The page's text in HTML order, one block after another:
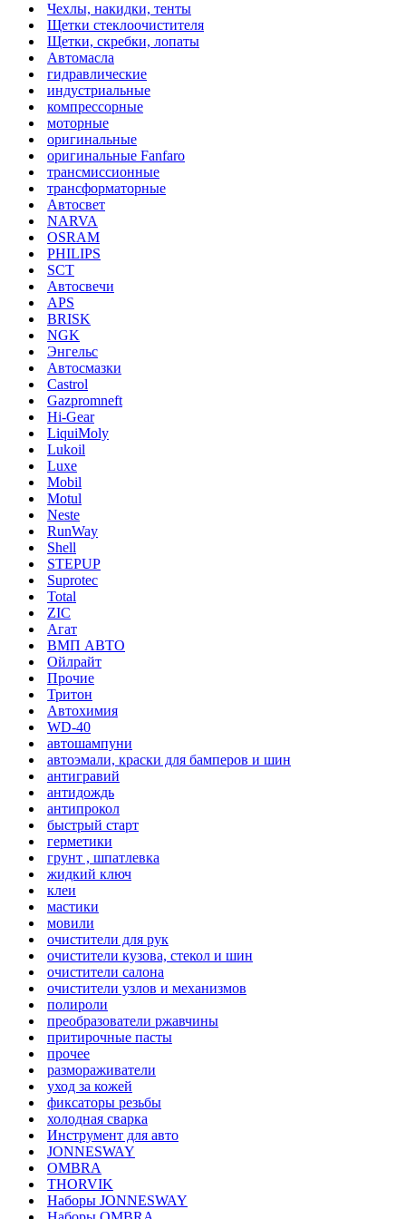
Чехлы, накидки, тенты
Щетки стеклоочистителя
Щетки, скребки, лопаты
Автомасла
гидравлические
индустриальные
компрессорные
моторные
оригинальные
оригинальные Fanfaro
трансмиссионные
трансформаторные
Автосвет
NARVA
OSRAM
PHILIPS
SCT
Автосвечи
APS
BRISK
NGK
Энгельс
Автосмазки
Castrol
Gazpromneft
Hi-Gear
LiquiMoly
Lukoil
Luxe
Mobil
Motul
Neste
RunWay
Shell
STEPUP
Suprotec
Total
ZIC
Агат
ВМП АВТО
Ойлрайт
Прочие
Тритон
Автохимия
WD-40
автошампуни
автоэмали, краски для бамперов и шин
антигравий
антидождь
антипрокол
быстрый старт
герметики
грунт , шпатлевка
жидкий ключ
клеи
мастики
мовили
очистители для рук
очистители кузова, стекол и шин
очистители салона
очистители узлов и механизмов
полироли
преобразователи ржавчины
притирочные пасты
прочее
размораживатели
уход за кожей
фиксаторы резьбы
холодная сварка
Инструмент для авто
JONNESWAY
OMBRA
THORVIK
Наборы JONNESWAY